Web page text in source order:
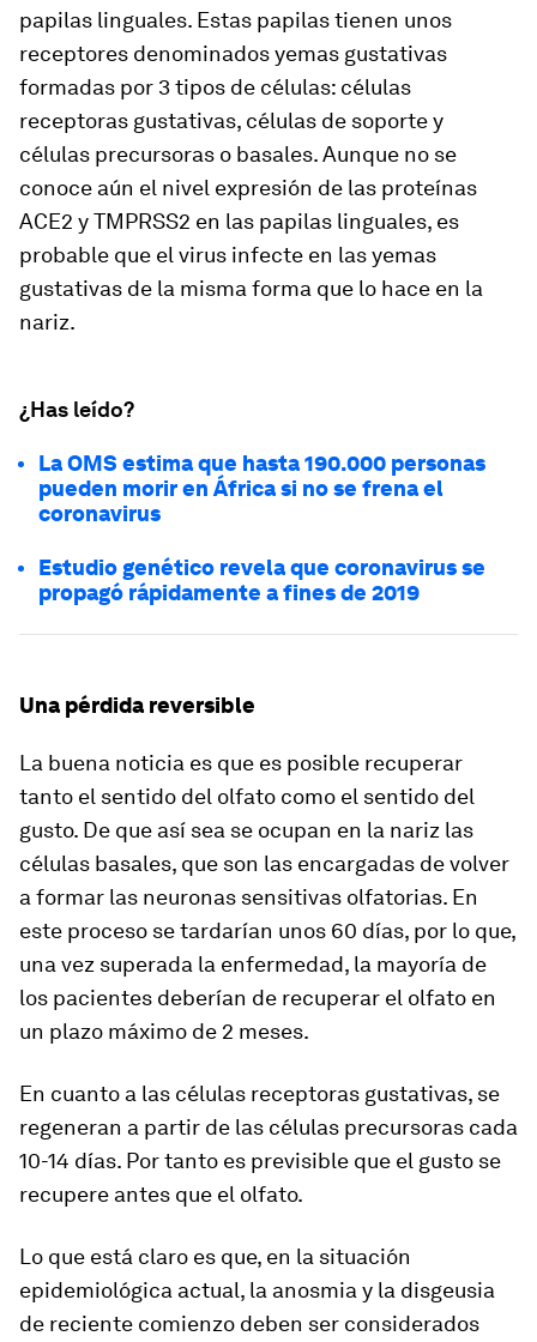
papilas linguales. Estas papilas tienen unos
receptores denominados yemas gustativas
formadas por 3 tipos de células: células
receptoras gustativas, células de soporte y
células precursoras o basales. Aunque no se
conoce aún el nivel expresión de las proteínas
ACE2 y TMPRSS2 en las papilas linguales, es
probable que el virus infecte en las yemas
gustativas de la misma forma que lo hace en la
nariz.
¿Has leído?
La OMS estima que hasta 190.000 personas
pueden morir en África si no se frena el
coronavirus
Estudio genético revela que coronavirus se
propagó rápidamente a fines de 2019
Una pérdida reversible
La buena noticia es que es posible recuperar
tanto el sentido del olfato como el sentido del
gusto. De que así sea se ocupan en la nariz las
células basales, que son las encargadas de volver
a formar las neuronas sensitivas olfatorias. En
este proceso se tardarían unos 60 días, por lo que,
una vez superada la enfermedad, la mayoría de
los pacientes deberían de recuperar el olfato en
un plazo máximo de 2 meses.
En cuanto a las células receptoras gustativas, se
regeneran a partir de las células precursoras cada
10-14 días. Por tanto es previsible que el gusto se
recupere antes que el olfato.
Lo que está claro es que, en la situación
epidemiológica actual, la anosmia y la disgeusia
de reciente comienzo deben ser considerados